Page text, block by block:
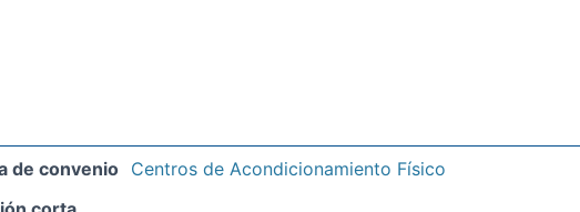
de convenio Centros de Acondicionamiento Físico